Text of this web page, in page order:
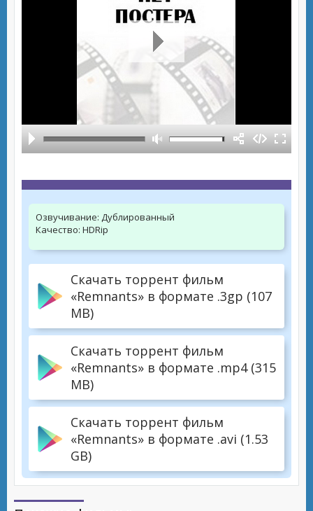
Озвучивание: Дублированный
Качество: HDRip
Скачать торрент фильм
«Remnants» в формате .3gp (107
MB)
Скачать торрент фильм
«Remnants» в формате .mp4 (315
MB)
Скачать торрент фильм
«Remnants» в формате .avi (1.53
GB)